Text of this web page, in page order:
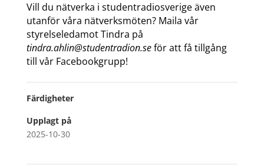
Vill du nätverka i studentradiosverige även
utanför våra nätverksmöten? Maila vår
styrelseledamot Tindra på
tindra.ahlin@studentradion.seför att få tillgång
till vår Facebookgrupp!
Färdigheter
Upplagt på
2025-10-30